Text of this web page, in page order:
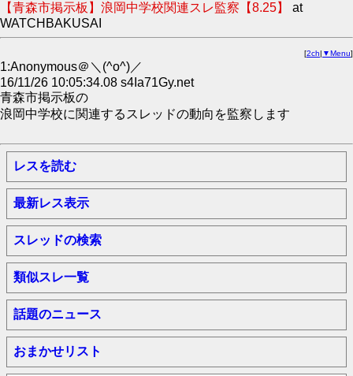
【青森市掲示板】浪岡中学校関連スレ監察【8.25】 at
WATCHBAKUSAI
[2ch| ▼Menu]
1:Anonymous＠＼(^o^)／
16/11/26 10:05:34.08 s4Ia71Gy.net
青森市掲示板の
浪岡中学校に関連するスレッドの動向を監察します
レスを読む
最新レス表示
スレッドの検索
類似スレ一覧
話題のニュース
おまかせリスト